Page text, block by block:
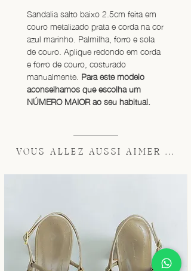
Sandalia salto baixo 2.5cm feita em
couro metalizado prata e corda na cor
azul marinho. Palmilha, forro e sola
de couro. Aplique redondo em corda
e forro de couro, costurado
manualmente. Para este modelo
aconselhamos que escolha um
NÚMERO MAIOR ao seu habitual.
VOUS ALLEZ AUSSI AIMER ...